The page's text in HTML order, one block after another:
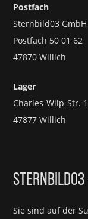
Postfach
Sternbild03 GmbH
Postfach 50 01 62
47870 Willich
Lager
Charles-Wilp-Str.
47877 Willich
Sie sind auf der